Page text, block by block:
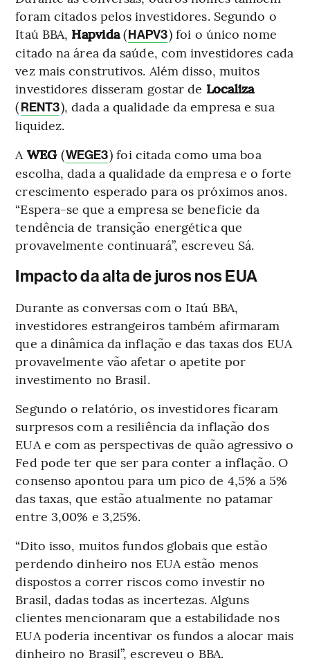
foram citados pelos investidores. Segundo o
Itaú BBA, Hapvida(HAPV3) foi o único nome
citado na área da saúde, com investidores cada
vez mais construtivos. Além disso, muitos
investidores disseram gostar de Localiza
(RENT3), dada a qualidade da empresa e sua
liquidez.
A WEG (WEGE3) foi citada como uma boa
escolha, dada a qualidade da empresa e o forte
crescimento esperado para os próximos anos.
“Espera-se que a empresa se beneficie da
tendência de transição energética que
provavelmente continuará”, escreveu Sá.
Impacto da alta de juros nos EUA
Durante as conversas com o Itaú BBA,
investidores estrangeiros também afirmaram
que a dinâmica da inflação e das taxas dos EUA
provavelmente vão afetar o apetite por
investimento no Brasil.
Segundo o relatório, os investidores ficaram
surpresos com a resiliência da inflação dos
EUA e com as perspectivas de quão agressivo o
Fed pode ter que ser para conter a inflação. O
consenso apontou para um pico de 4,5% a 5%
das taxas, que estão atualmente no patamar
entre 3,00% e 3,25%.
“Dito isso, muitos fundos globais que estão
perdendo dinheiro nos EUA estão menos
dispostos a correr riscos como investir no
Brasil, dadas todas as incertezas. Alguns
clientes mencionaram que a estabilidade nos
EUA poderia incentivar os fundos a alocar mais
dinheiro no Brasil”, escreveu o BBA.